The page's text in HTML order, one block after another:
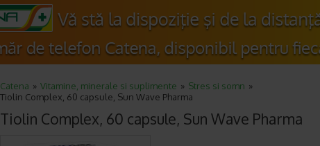
Catena Vitamine, minerale si suplimente
Stres si somn
Tiolin Complex, 60 capsule, Sun Wave Pharma
Tiolin Complex, 60 capsule, Sun Wave Pharma